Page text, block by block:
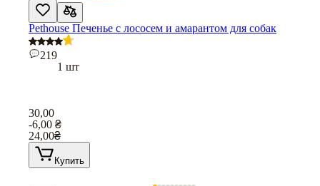
Pethouse Печенье с лососем и амарантом для собак
219
1 шт
30,00
-6,00 ₴
24,00₴
Купить